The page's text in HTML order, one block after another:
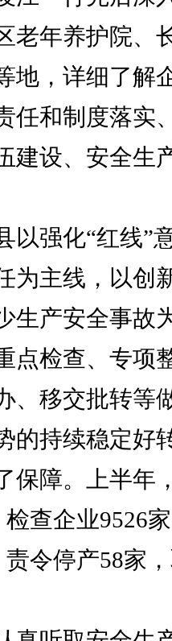
老年养护院、
地，详细了解
任和制度落实
建设、安全生
以强化“红线”
为主线，以创
生产安全事故
点检查、专项
、移交批转等
的持续稳定好
保障。上半年
查企业9526
责令停产58家